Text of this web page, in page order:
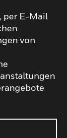
per E-Mail
von